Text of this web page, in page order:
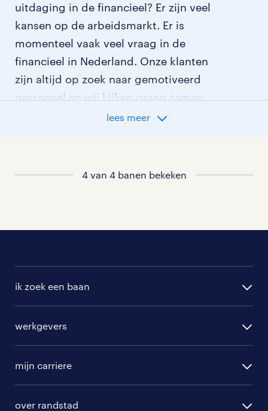
uitdaging in de financieel? Er zijn veel
kansen op de arbeidsmarkt. Er is
momenteel vaak veel vraag in de
financieel in Nederland. Onze klanten
zijn altijd op zoek naar gemotiveerd
personeel en wij kijken graag samen
met je naar de organisatie die het beste
lees meer
4 van 4 banen bekeken
ik zoek een baan
randstad professional
randstad digital
werkgevers
hr-diensten
mijn carriere
over randstad